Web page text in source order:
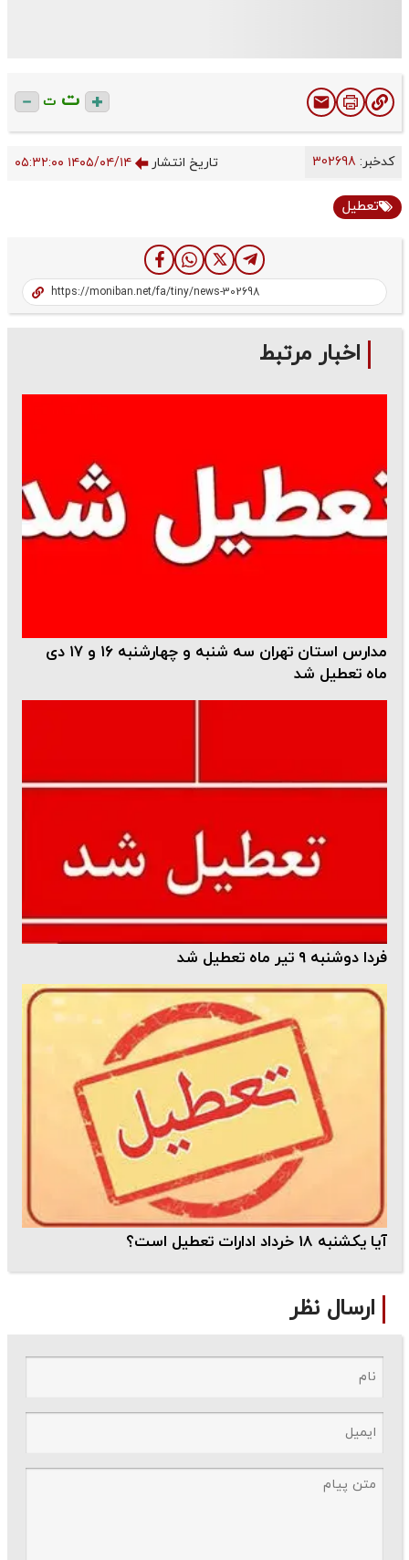
ت ت
کدخبر: تاریخ انتشار ۱۴۰۵/۰۴/۱۴ ۰۵:۳۲:۰۰
تعطیل
اخبار مرتبط
مدارس استان تهران سه شنبه و چهارشنبه ۱۶ و ۱۷ دی
ماه تعطیل شد
فردا دوشنبه ۹ تیر ماه تعطیل شد
آیا یکشنبه 18 خرداد ادارات تعطیل است؟
ارسال نظر